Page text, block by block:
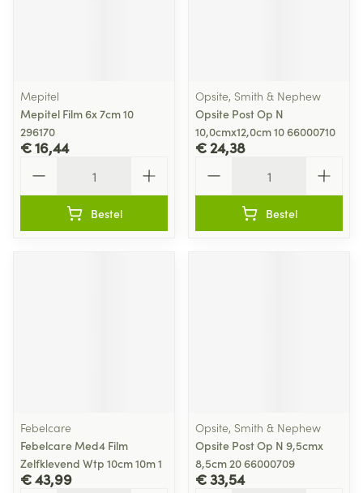
Mepitel
Mepitel Film 6x 7cm 10
296170
€ 16,44
Bestel
Opsite, Smith & Nephew
Opsite Post Op N
10,0cmx12,0cm 10 66000710
€ 24,38
Bestel
Febelcare
Febelcare Med4 Film
Zelfklevend Wtp 10cm 10m 1
€ 43,99
Opsite, Smith & Nephew
Opsite Post Op N 9,5cmx
8,5cm 20 66000709
€ 33,54